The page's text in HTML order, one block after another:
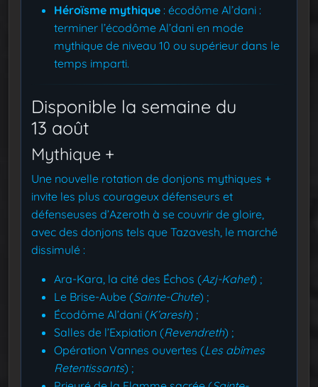
Héroïsme mythique : écodôme Al’dani :
terminer l’écodôme Al’dani en mode
mythique de niveau 10 ou supérieur dans le
temps imparti.
Disponible la semaine du
13 août
Mythique +
Une nouvelle rotation de donjons mythiques +
invite les plus courageux défenseurs et
défenseuses d’Azeroth à se couvrir de gloire,
avec des donjons tels que Tazavesh, le marché
dissimulé :
Ara-Kara, la cité des Échos (Azj-Kahet) ;
Le Brise-Aube (Sainte-Chute) ;
Écodôme Al’dani (K’aresh) ;
Salles de l’Expiation (Revendreth) ;
Opération Vannes ouvertes (Les abîmes
Retentissants) ;